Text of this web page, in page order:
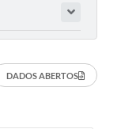
DADOS ABERTOS